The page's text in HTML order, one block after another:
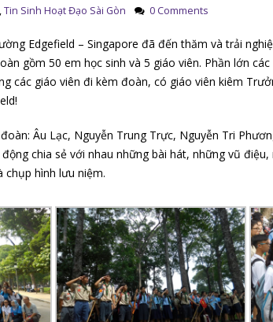
,Tin Sinh Hoạt Đạo Sài Gòn 0 Comments
Edgefield – Singapore đã đến thăm và trải
gồm 50 em học sinh và 5 giáo viên. Phần lớn
các giáo viên đi kèm đoàn, có giáo viên kiêm
Âu Lạc, Nguyễn Trung Trực, Nguyễn Tri
chia sẻ với nhau những bài hát, những vũ
chụp hình lưu niệm.